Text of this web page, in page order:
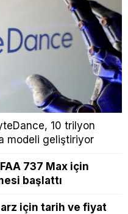
10 trilyon
modeli geliştiriyor
737 Max için
başlattı
için tarih ve fiyat